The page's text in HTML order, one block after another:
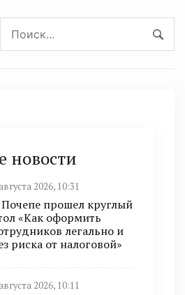
новости
2026, 10:31
прошел круглый
«Как оформить
легально и
риска от налоговой»
2026, 10:11